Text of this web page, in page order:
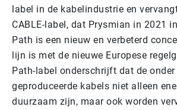
label in de kabelindustrie en
CABLE-label, dat Prysmian in 2021
Path is een nieuw en verbeterd
lijn is met de nieuwe Europese
Path-label onderschrijft dat de
geproduceerde kabels niet alleen
duurzaam zijn, maar ook worden